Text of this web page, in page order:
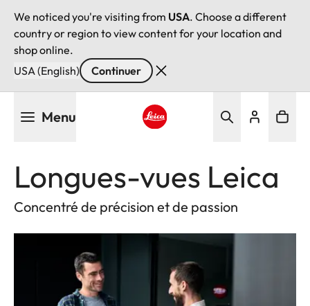
We noticed you're visiting from USA. Choose a different
country or region to view content for your location and
shop online.
USA (English)
Continuer
Menu
Longues-vues Leica
Concentré de précision et de passion